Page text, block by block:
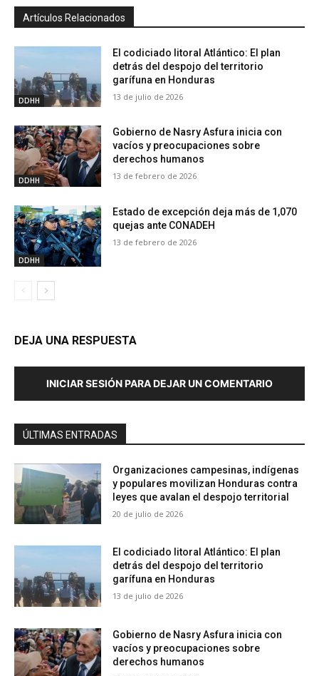
Artículos Relacionados
DDHH
El codiciado litoral Atlántico: El plan
detrás del despojo del territorio
garífuna en Honduras
13 de julio de 2026
DDHH
Gobierno de Nasry Asfura inicia con
vacíos y preocupaciones sobre
derechos humanos
13 de febrero de 2026
DDHH
Estado de excepción deja más de 1,070
quejas ante CONADEH
13 de febrero de 2026
DEJA UNA RESPUESTA
INICIAR SESIÓN PARA DEJAR UN COMENTARIO
ÚLTIMAS ENTRADAS
Organizaciones campesinas, indígenas
y populares movilizan Honduras contra
leyes que avalan el despojo territorial
20 de julio de 2026
El codiciado litoral Atlántico: El plan
detrás del despojo del territorio
garífuna en Honduras
13 de julio de 2026
Gobierno de Nasry Asfura inicia con
vacíos y preocupaciones sobre
derechos humanos